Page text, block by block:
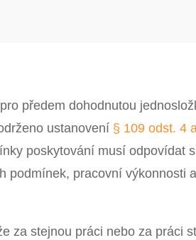
předem dohodnutou
ustanovení § 109 odst. 4
poskytování musí odpovídat
podmínek, pracovní výkonnosti
za stejnou práci nebo za práci